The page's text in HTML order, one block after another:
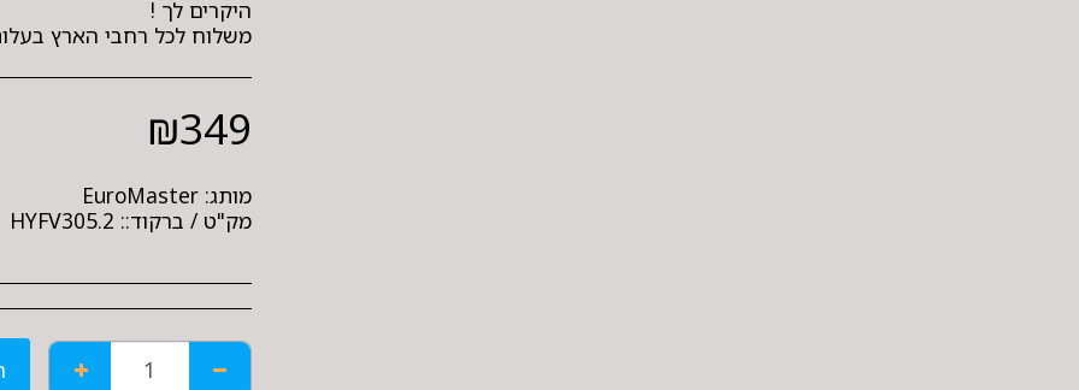
משלוח לכל רחבי הארץ בעלות 49 ש"ח - שליח עד
₪349
מותג: EuroMaster
מק"ט / ברקוד:: HYFV305.2